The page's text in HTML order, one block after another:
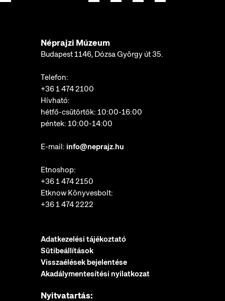
Néprajzi Múzeum
Budapest 1146, Dózsa György út 35.
Telefon:
+36 1 474 2100
Hívható:
hétfő-csütörtök: 10:00-16:00
péntek: 10:00-14:00
E-mail: info@neprajz.hu
Etnoshop:
+36 1 474 2150
Etknow Könyvesbolt:
+36 1 474 2222
Adatkezelési tájékoztató
Sütibeállítások
Visszaélések bejelentése
Akadálymentesítési nyilatkozat
Nyitvatartás: